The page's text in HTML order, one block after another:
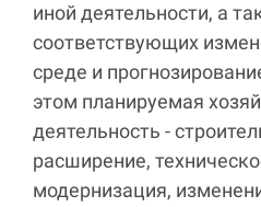
иной деятельности, а
соответствующих
среде и
этом планируемая
деятельность -
расширение,
модернизация,